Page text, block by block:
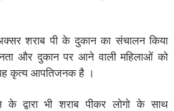
शराब पी के दुकान का संचालन किया
और दुकान पर आने वाली महिलाओं को
कृत्य आपतिजनक है ।
के द्वारा भी शराब पीकर लोगो के साथ